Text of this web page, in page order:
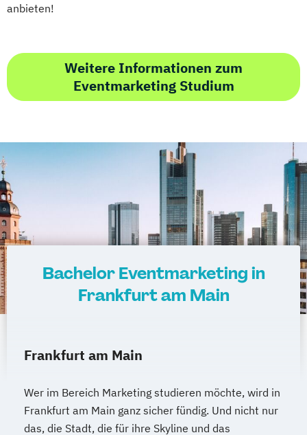
anbieten!
Weitere Informationen zum
Eventmarketing Studium
Bachelor Eventmarketing in
Frankfurt am Main
Frankfurt am Main
Wer im Bereich Marketing studieren möchte, wird in
Frankfurt am Main ganz sicher fündig. Und nicht nur
das, die Stadt, die für ihre Skyline und das